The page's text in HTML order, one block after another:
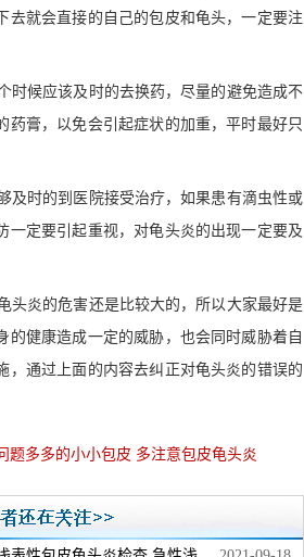
去就会直接的自己的包皮和龟头，一定要注
候应该及时的去换药，尽量的避免造成不
膏，以免会引起症状的加重，平时最好只
时的到医院接受治疗，如果患有滴虫性或
一定要引起重视，对龟头炎的出现一定要及
炎的危害还是比较大的，所以大家最好是
健康造成一定的威胁，也会同时威胁着自
，通过上面的内容去纠正对龟头炎的错误的
题多多的小小包皮 多注意包皮龟头炎